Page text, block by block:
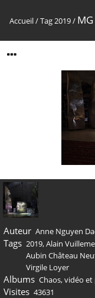
Accueil/Tag2019/
Auteur Anne Nguyen
Tags 2019,Alain
Aubin Château
Virgile Loyer
Albums Chaos, vidéo
Visites 43631